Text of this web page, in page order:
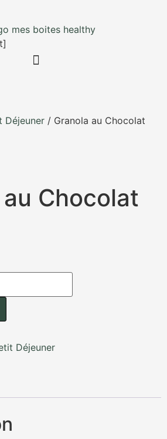
Déjeuner / Granola au Chocolat
Chocolat
Déjeuner